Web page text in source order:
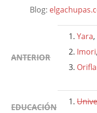
Blog:
ANTERIOR
Yara,
Imori,
EDUCACIÓN